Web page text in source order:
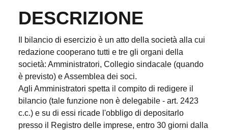
DESCRIZIONE
Il bilancio di esercizio è un atto della società alla cui
redazione cooperano tutti e tre gli organi della
società: Amministratori, Collegio sindacale (quando
è previsto) e Assemblea dei soci.
Agli Amministratori spetta il compito di redigere il
bilancio (tale funzione non è delegabile - art. 2423
c.c.) e su di essi ricade l'obbligo di depositarlo
presso il Registro delle imprese, entro 30 giorni dalla